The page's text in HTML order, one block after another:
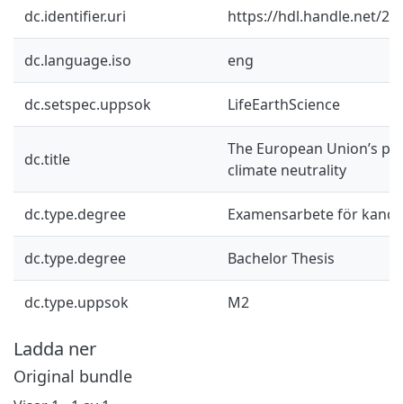
dc.identifier.uri https://hdl.handle.net/
dc.language.iso eng
dc.setspec.uppsok LifeEarthScience
dc.title
The European Union’s
climate neutrality
dc.type.degree Examensarbete för
dc.type.degree Bachelor Thesis
dc.type.uppsok M2
Ladda ner
Original bundle